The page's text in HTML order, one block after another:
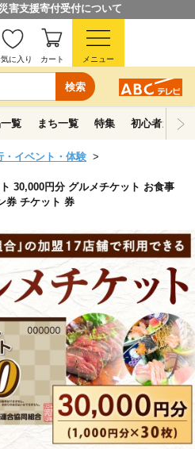
害支援寄付受付について
検索
に入り カート メニュー
覧 まち一覧 特集 初心者ガイド
・イベント・体験
30,000円分 グルメチケット お食事
券 チケット 券